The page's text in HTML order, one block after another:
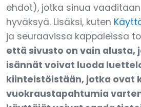
ehdot), jotka sinua vaaditaan
hyväksyä. Lisäksi, kuten
ja seuraavissa kappaleissa
että sivusto on vain alusta,
isännät voivat luoda
kiinteistöistään, jotka ovat
vuokraustapahtumia